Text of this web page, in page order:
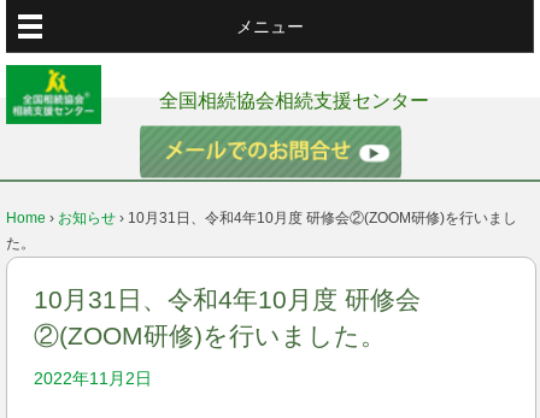
メニュー
全国相続協会相続支援センター
Home › お知らせ › 10月31日、令和4年10月度 研修会②(ZOOM研修)を行いまし
た。
10月31日、令和4年10月度 研修会
②(ZOOM研修)を行いました。
2022年11月2日